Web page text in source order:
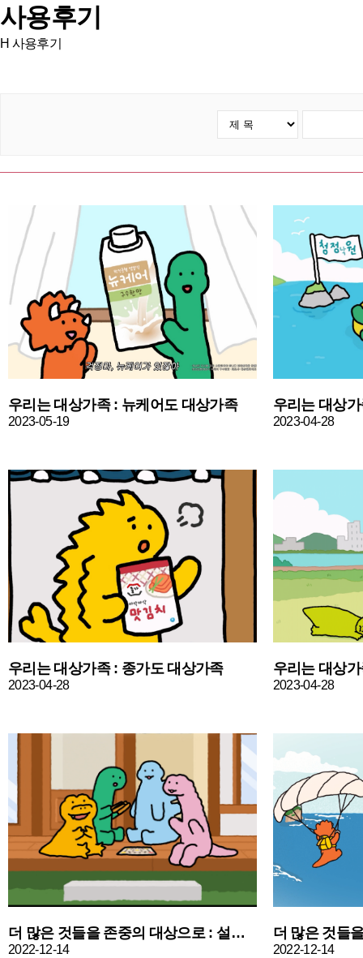
사용후기
H 사용후기
우리는 대상가족 : 뉴케어도 대상가족
2023-05-19
우리는 대상
2023-04-28
우리는 대상가족 : 종가도 대상가족
2023-04-28
우리는 대상
2023-04-28
더 많은 것들을 존중의 대상으로 : 설날잔소리편
2022-12-14 2022-12-14